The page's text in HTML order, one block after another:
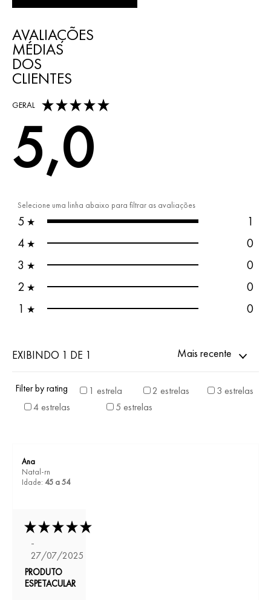
Selecione uma linha abaixo para filtrar as avaliações
5 ★
1
4 ★
0
3 ★
0
2 ★
0
1 ★ 0
AVALIAÇÕES
MÉDIAS
DOS
CLIENTES
GERAL
5,0 out of 5 stars
5,0
EXIBINDO 1 DE 1 Mais recente
Filter by rating 1 estrela 2 estrelas
3 estrelas
4 estrelas
5 estrelas
Ana
Natal-rn
Idade: 45 a 54
-
27/07/2025
PRODUTO
ESPETACULAR